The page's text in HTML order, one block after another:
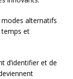
modes alternatifs
et
d’identifier et de